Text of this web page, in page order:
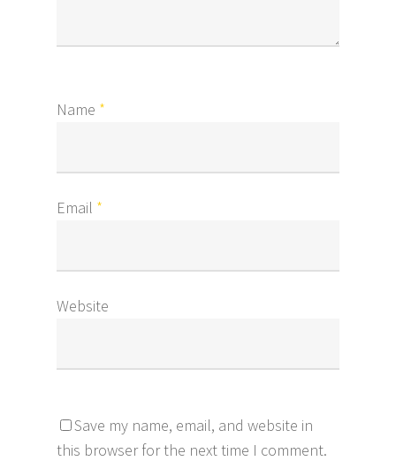
Name *
Email *
Website
Save my name, email, and website in
this browser for the next time I comment.